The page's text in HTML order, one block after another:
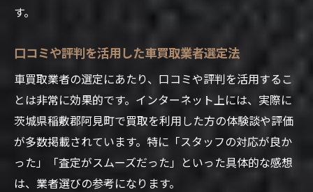
す。
口コミや評判を活用した車買取業者選定法
車買取業者の選定にあたり、口コミや評判を活用するこ
とは非常に効果的です。インターネット上には、実際に
茨城県稲敷郡阿見町で買取を利用した方の体験談や評価
が多数掲載されています。特に「スタッフの対応が良か
った」「査定がスムーズだった」といった具体的な感想
は、業者選びの参考になります。